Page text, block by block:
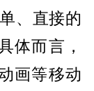
、直接的
体而言，
画等移动